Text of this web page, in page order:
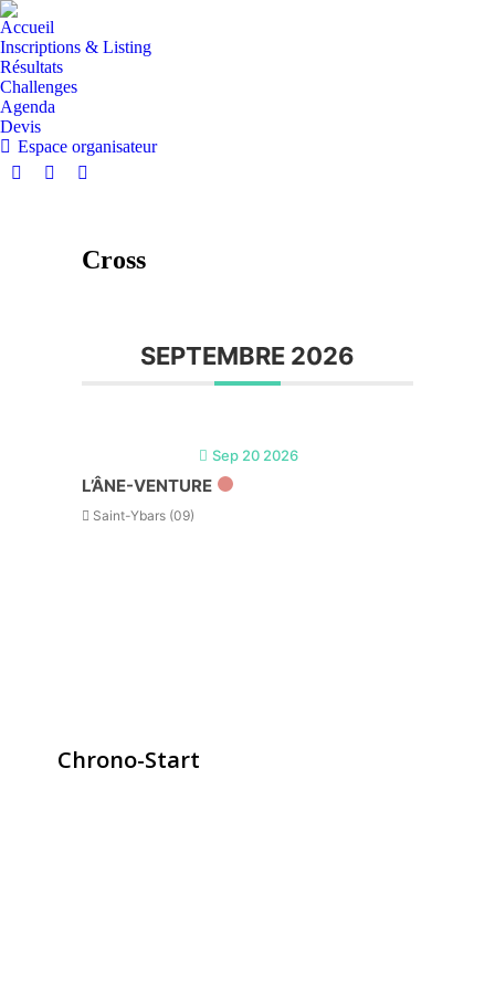
Accueil
Inscriptions & Listing
Résultats
Challenges
Agenda
Devis
Espace organisateur
Cross
SEPTEMBRE 2026
Sep 20 2026
L’ÂNE-VENTURE
Saint-Ybars (09)
Chrono-Start